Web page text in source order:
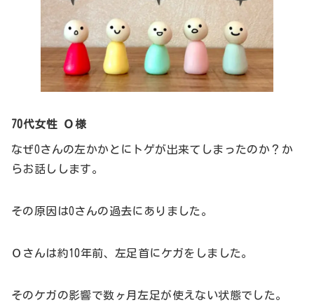
70代女性 Ｏ様
なぜOさんの左かかとにトゲが出来てしまったのか？か
らお話しします。
その原因はOさんの過去にありました。
Ｏさんは約10年前、左足首にケガをしました。
そのケガの影響で数ヶ月左足が使えない状態でした。